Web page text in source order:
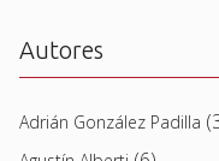
Autores
Adrián González Padilla